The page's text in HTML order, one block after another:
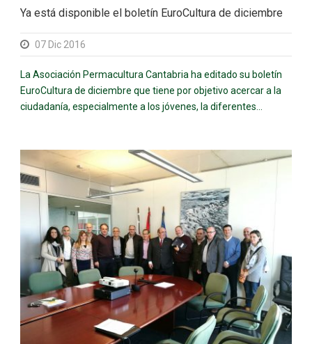
Ya está disponible el boletín EuroCultura de diciembre
07 Dic 2016
La Asociación Permacultura Cantabria ha editado su boletín
EuroCultura de diciembre que tiene por objetivo acercar a la
ciudadanía, especialmente a los jóvenes, la diferentes...